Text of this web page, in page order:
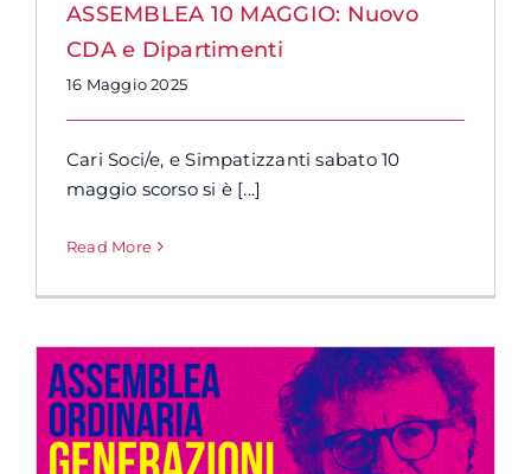
ASSEMBLEA 10 MAGGIO: Nuovo
CDA e Dipartimenti
16 Maggio 2025
Cari Soci/e, e Simpatizzanti sabato 10
maggio scorso si è [...]
Read More